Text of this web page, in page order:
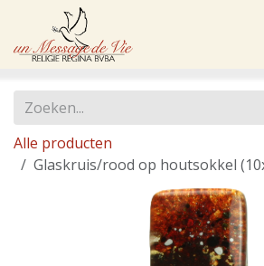
Overslaan naar inhoud
Alle producten
Glaskruis/rood op houtsokkel